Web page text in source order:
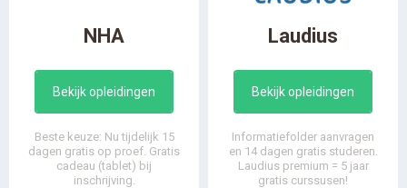
NHA
Bekijk opleidingen
Beste keuze: Nu tijdelijk 15
dagen gratis op proef. Gratis
cadeau (tablet) bij
inschrijving.
Laudius
Bekijk opleidingen
Informatiefolder aanvragen
en 14 dagen gratis studeren.
Laudius premium = 5 jaar
gratis curssusen!